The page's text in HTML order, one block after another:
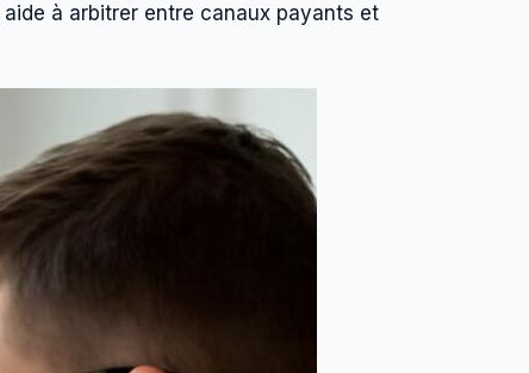
à arbitrer entre canaux payants et